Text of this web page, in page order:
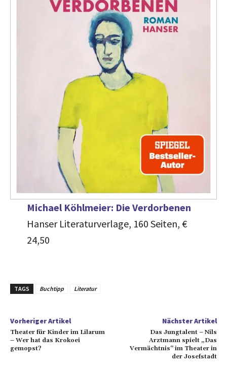
Michael Köhlmeier: Die Verdorbenen
Hanser Literaturverlage, 160 Seiten, €
24,50
TAGS Buchtipp Literatur
Vorheriger Artikel
Theater für Kinder im Lilarum
– Wer hat das Krokoei
gemopst?
Nächster Artikel
Das Jungtalent – Nils
Arztmann spielt „Das
Vermächtnis“ im Theater in
der Josefstadt